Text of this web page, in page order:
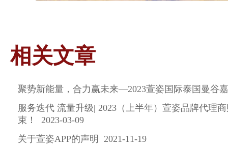
相关文章
聚势新能量，合力赢未来—2023萱姿国际泰国曼谷
服务迭代 流量升级| 2023（上半年）萱姿品牌代理
束！ 2023-03-09
关于萱姿APP的声明 2021-11-19